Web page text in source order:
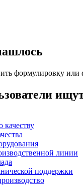
формулировку или
качеству
линии
поддержки